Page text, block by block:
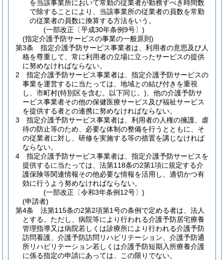
を当該事業所において常勤の従業者が勤務すべき時間数
で除することにより、当該事業所の従業者の員数を常勤
の従業者の員数に換算する方法をいう。
(一部改正〔平成30年条例9号〕)
(指定介護予防サービスの事業の一般原則)
第3条
指定介護予防サービス事業者は、利用者の意思及び人
格を尊重して、常に利用者の立場に立ったサービスの提供
に努めなければならない。
2
指定介護予防サービス事業者は、指定介護予防サービスの
事業を運営するに当たっては、地域との結び付きを重視
し、市町村(特別区を含む。以下同じ。) 、他の介護予防サ
ービス事業者その他の保健医療サービス及び福祉サービス
を提供する者との連携に努めなければならない。
3
指定介護予防サービス事業者は、利用者の人権の擁護、虐
待の防止等のため、必要な体制の整備を行うとともに、そ
の従業者に対し、研修を実施する等の措置を講じなければ
ならない。
4
指定介護予防サービス事業者は、指定介護予防サービスを
提供するに当たっては、法第118条の2第1項に規定する介
護保険等関連情報その他必要な情報を活用し、適切かつ有
効に行うよう努めなければならない。
(一部改正〔令和3年条例12号〕)
(申請者)
第4条
法第115条の2第2項第1号の条例で定める者は、法人
とする。 ただし、病院等により行われる介護予防居宅療養
管理指導又は病院若しくは診療所により行われる介護予防
訪問看護、介護予防訪問リハビリテーション、介護予防通
所リハビリテーション若しくは介護予防短期入所療養介護
に係る指定の申請にあっては、この限りでない。